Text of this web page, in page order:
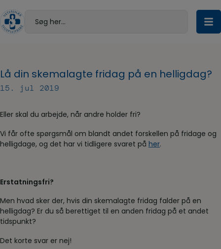
til
indholdet
Søg her...
Lå din skemalagte fridag på en helligdag?
15. jul 2019
Eller skal du arbejde, når andre holder fri?
Vi får ofte spørgsmål om blandt andet forskellen på fridage og
helligdage, og det har vi tidligere svaret på her.
Erstatningsfri?
Men hvad sker der, hvis din skemalagte fridag falder på en
helligdag? Er du så berettiget til en anden fridag på et andet
tidspunkt?
Det korte svar er nej!